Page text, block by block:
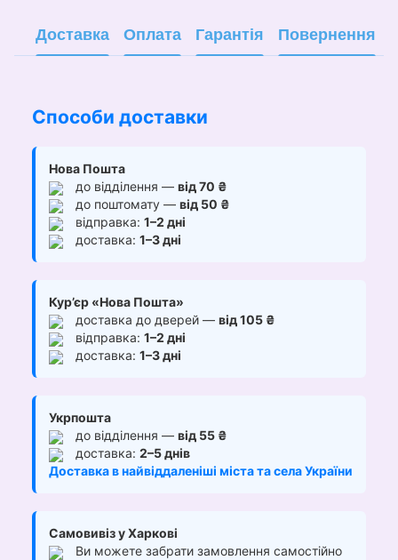
Доставка Оплата Гарантія Повернення
Способи доставки
Нова Пошта
до відділення — від 70 ₴
до поштомату — від 50 ₴
відправка: 1–2 дні
доставка: 1–3 дні
Кур’єр «Нова Пошта»
доставка до дверей — від 105 ₴
відправка: 1–2 дні
доставка: 1–3 дні
Укрпошта
до відділення — від 55 ₴
доставка: 2–5 днів
Доставка в найвіддаленіші міста та села України
Самовивіз у Харкові
Ви можете забрати замовлення самостійно